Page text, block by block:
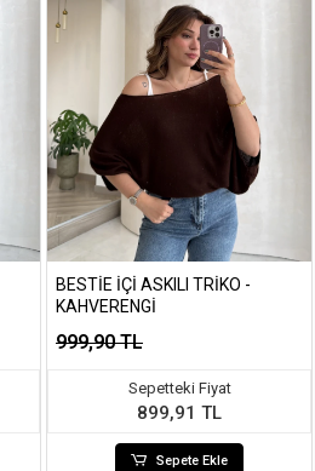
BESTIE İÇI ASKILI TRIKO -
KAHVERENGI
999,90 TL
Sepetteki Fiyat
899,91 TL
Sepete Ekle